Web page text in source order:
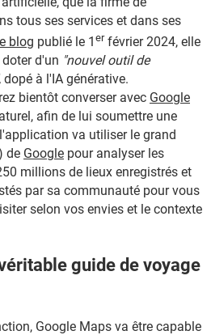
tous ses services et dans ses
blog publié le 1 er février 2024, elle
d'un "nouvel outil de
dopé à l'IA générative.
bientôt converser avec Google
afin de lui soumettre une
va utiliser le grand
de Google pour analyser les
millions de lieux enregistrés et
par sa communauté pour vous
selon vos envies et le contexte
guide de voyage
Google Maps va être capable